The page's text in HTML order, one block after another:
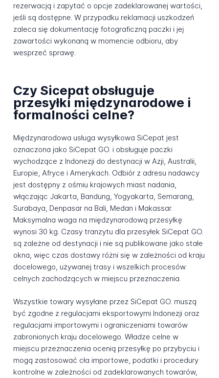
rezerwacją i zapytać o opcje zadeklarowanej wartości,
jeśli są dostępne. W przypadku reklamacji uszkodzeń
zaleca się dokumentację fotograficzną paczki i jej
zawartości wykonaną w momencie odbioru, aby
wesprzeć sprawę.
Czy Sicepat obsługuje
przesyłki międzynarodowe i
formalności celne?
Międzynarodowa usługa wysyłkowa SiCepat jest
oznaczona jako SiCepat GO. i obsługuje paczki
wychodzące z Indonezji do destynacji w Azji, Australii,
Europie, Afryce i Amerykach. Odbiór z adresu nadawcy
jest dostępny z ośmiu krajowych miast nadania,
włączając Jakarta, Bandung, Yogyakarta, Semarang,
Surabaya, Denpasar na Bali, Medan i Makassar.
Maksymalna waga na międzynarodową przesyłkę
wynosi 30 kg. Czasy tranzytu dla przesyłek SiCepat GO.
są zależne od destynacji i nie są publikowane jako stałe
okna, więc czas dostawy różni się w zależności od kraju
docelowego, używanej trasy i wszelkich procesów
celnych zachodzących w miejscu przeznaczenia.
Wszystkie towary wysyłane przez SiCepat GO. muszą
być zgodne z regulacjami eksportowymi Indonezji oraz
regulacjami importowymi i ograniczeniami towarów
zabronionych kraju docelowego. Władze celne w
miejscu przeznaczenia ocenią przesyłkę po przybyciu i
mogą zastosować cła importowe, podatki i procedury
kontrolne w zależności od zadeklarowanych towarów,